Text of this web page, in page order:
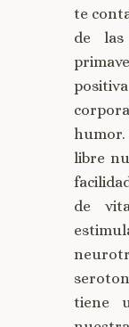
te
de
humor.
libre
de
tiene